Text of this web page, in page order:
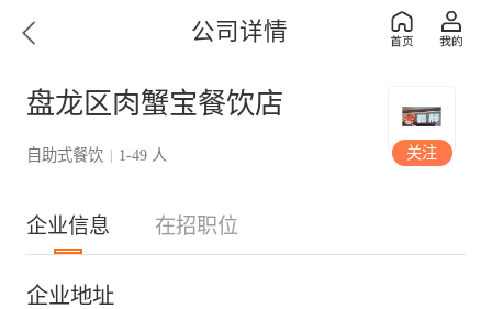
公司详情
盘龙区肉蟹宝餐饮店
自助式餐饮 | 1-49 人 关注
企业信息 在招职位
企业地址